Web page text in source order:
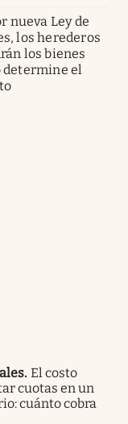
nueva Ley de
los herederos
los bienes
determine el
. El costo
cuotas en un
cuánto cobra